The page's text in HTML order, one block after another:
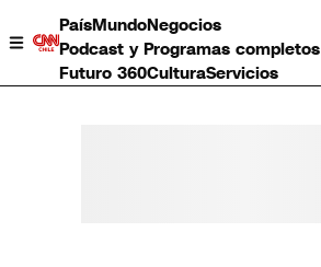
PaísMundoNegocios
Podcast y Programas completos
Futuro 360CulturaServicios